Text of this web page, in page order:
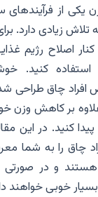
از فرآیند‌های
تلاش زیادی دارد.
اصلاح رژیم
کنید.
چاق طراحی
بر کاهش وزن
چاق را به شما
و در
خوبی خواهند